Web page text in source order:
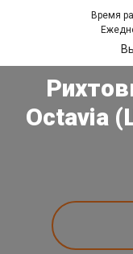
Время
Octavia